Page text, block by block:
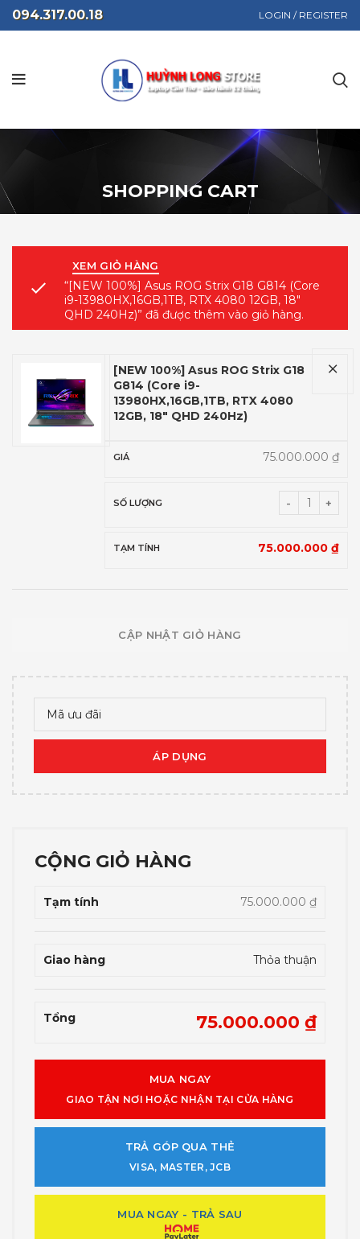
094.317.00.18 LOGIN / REGISTER
SHOPPING CART
XEM GIỎ HÀNG
“[NEW 100%] Asus ROG Strix G18 G814 (Core
i9-13980HX,16GB,1TB, RTX 4080 12GB, 18″
QHD 240Hz)” đã được thêm vào giỏ hàng.
[NEW 100%] Asus ROG Strix G18
G814 (Core i9-
13980HX,16GB,1TB, RTX 4080
12GB, 18″ QHD 240Hz)
75.000.000 ₫
75.000.000 ₫
ÁP DỤNG
CẬP NHẬT GIỎ HÀNG
CỘNG GIỎ HÀNG
75.000.000 ₫
Thỏa thuận
75.000.000 ₫
MUA NGAY
GIAO TẬN NƠI HOẶC NHẬN TẠI CỬA HÀNG
TRẢ GÓP QUA THẺ
VISA, MASTER, JCB
MUA NGAY - TRẢ SAU